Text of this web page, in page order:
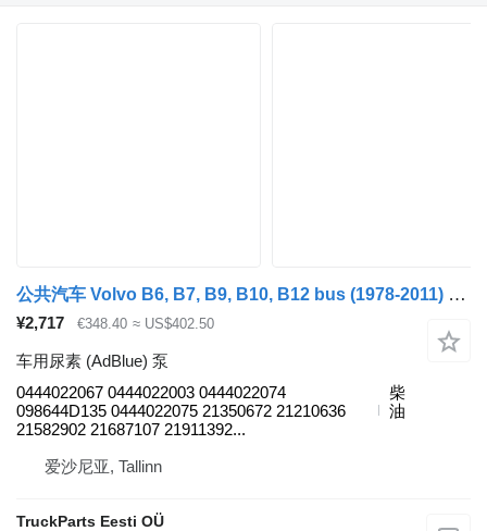
公共汽车 Volvo B6, B7, B9, B10, B12 bus (1978-2011) 的 车用尿素 (AdBlue) 泵 VOLVO, BOSCH 0444022067
¥2,717 €348.40 ≈ US$402.50
车用尿素 (AdBlue) 泵
0444022067 0444022003 0444022074
098644D135 0444022075 21350672 21210636
21582902 21687107 21911392...
柴
油
爱沙尼亚, Tallinn
TruckParts Eesti OÜ